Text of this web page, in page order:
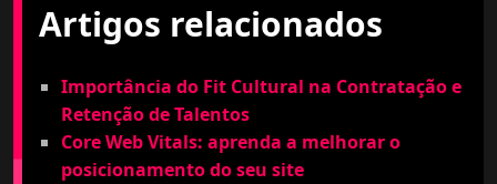
Artigos relacionados
Importância do Fit Cultural na Contratação e
Retenção de Talentos
Core Web Vitals: aprenda a melhorar o
posicionamento do seu site